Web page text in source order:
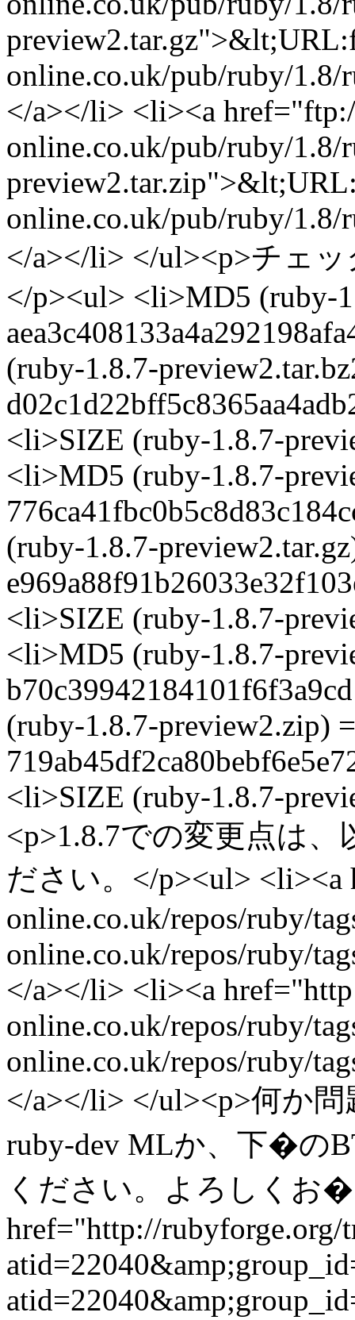
online.co.uk/pub/ruby/
</a></li> <li><a
online.co.uk/pub/ruby/1.8/
online.co.uk/pub/ruby/
</a></li> </ul><p>チェ
</p><ul> <li>MD5 (ruby-
(ruby-1.8.7-
<li>SIZE (ruby-1.8.7-
<li>MD5 (ruby-1.8.7-
(ruby-1.8.7-
<li>SIZE (ruby-1.8.7-
<li>MD5 (ruby-1.8.7-
(ruby-1.8.7-preview2.zip) =
<li>SIZE (ruby-1.8.7-
<p>1.8.7での変更点は
ださい。</p><ul> <li><a
online.co.uk/repos/ruby/
online.co.uk/repos/ruby/
</a></li> <li><a
online.co.uk/repos/ruby/
online.co.uk/repos/ruby/
</a></li> </ul><p>何か
ruby-dev MLか、下�の
ください。よろしくお
href="http://rubyforge.org/